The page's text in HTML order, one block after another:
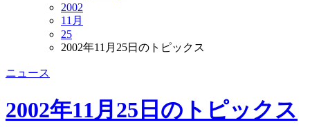
2002
11月
25
2002年11月25日のトピックス
ニュース
2002年11月25日のトピックス